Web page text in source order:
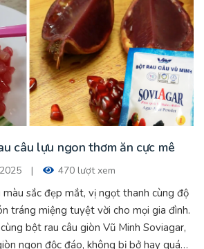
câu lựu ngon thơm ăn cực mê
| 470 lượt xem
màu sắc đẹp mắt, vị ngọt thanh cùng độ
tráng miệng tuyệt vời cho mọi gia đình.
bột rau câu giòn Vũ Minh Soviagar,
ngon độc đáo, không bị bở hay quá